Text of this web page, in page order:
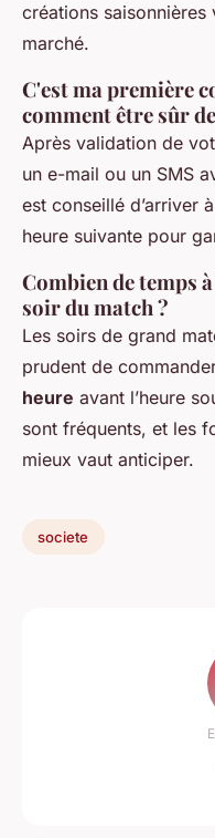
créations
marché.
C'est ma première
comment être sûr
Après validation de
un e-mail ou un SMS
est conseillé d’arriver
heure suivante pour
Combien de temps
soir du match ?
Les soirs de grand
prudent de
heure avant l’heure
sont fréquents, et les
mieux vaut anticiper.
societe